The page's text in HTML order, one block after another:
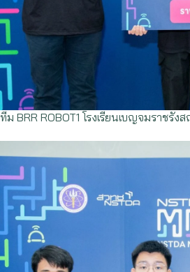
ทีม BRR ROBOT1 โรงเรียนเบญจมราชรั